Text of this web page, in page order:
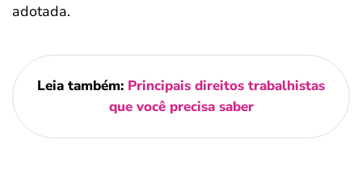
adotada.
Leia também: Principais direitos trabalhistas
que você precisa saber